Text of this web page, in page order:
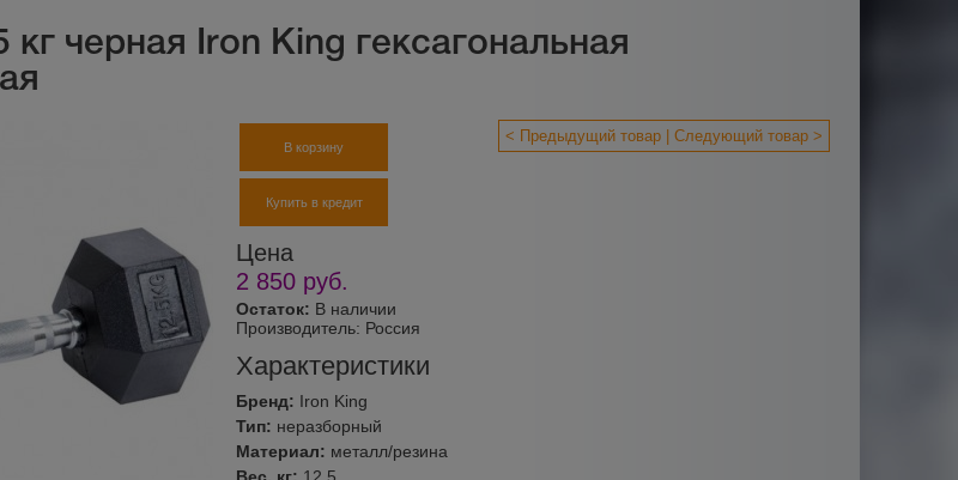
кг черная Iron King гексагональная
< Предыдущий товар Следующий товар >
Остаток: В наличии
Производитель: Россия
Характеристики
Бренд: Iron King
Тип: неразборный
Материал: металл/резина
Цена
2 850 руб.
В корзину
Купить в кредит